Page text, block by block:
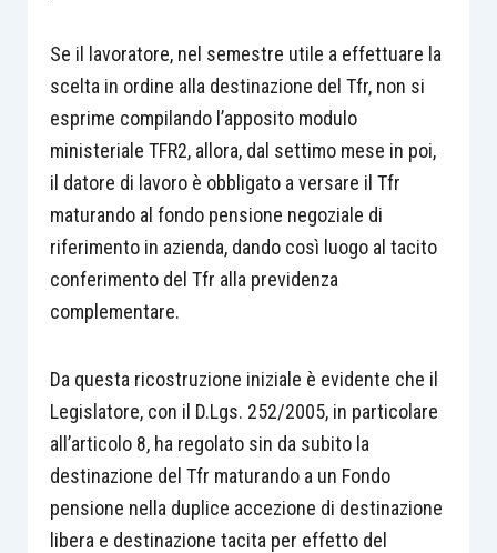
Se il lavoratore, nel semestre utile a effettuare la
scelta in ordine alla destinazione del Tfr, non si
esprime compilando l’apposito modulo
ministeriale TFR2, allora, dal settimo mese in poi,
il datore di lavoro è obbligato a versare il Tfr
maturando al fondo pensione negoziale di
riferimento in azienda, dando così luogo al tacito
conferimento del Tfr alla previdenza
complementare.
Da questa ricostruzione iniziale è evidente che il
Legislatore, con il D.Lgs. 252/2005, in particolare
all’articolo 8, ha regolato sin da subito la
destinazione del Tfr maturando a un Fondo
pensione nella duplice accezione di destinazione
libera e destinazione tacita per effetto del